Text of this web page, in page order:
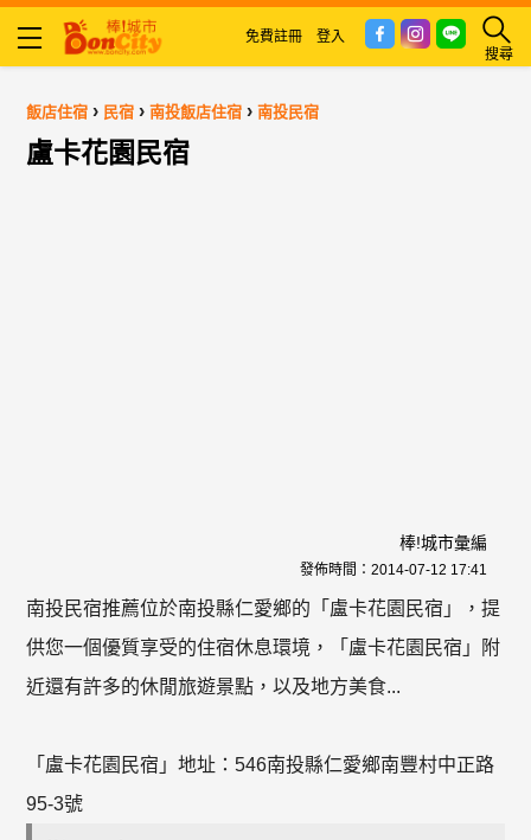
搜尋
免費註冊 登入
飯店住宿 › 民宿 ›南投飯店住宿 ›南投民宿
盧卡花園民宿
棒!城市彙編
發佈時間： 2014-07-12 17:41
南投民宿推薦位於南投縣仁愛鄉的「盧卡花園民宿」，提
供您一個優質享受的住宿休息環境，「盧卡花園民宿」附
近還有許多的休閒旅遊景點，以及地方美食...
「盧卡花園民宿」地址：546南投縣仁愛鄉南豐村中正路
95-3號